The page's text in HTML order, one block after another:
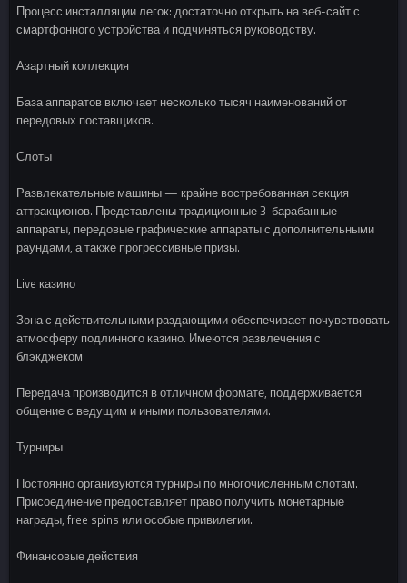
Процесс инсталляции легок: достаточно открыть на веб-сайт с
смартфонного устройства и подчиняться руководству.
Азартный коллекция
База аппаратов включает несколько тысяч наименований от
передовых поставщиков.
Слоты
Развлекательные машины — крайне востребованная секция
аттракционов. Представлены традиционные 3-барабанные
аппараты, передовые графические аппараты с дополнительными
раундами, а также прогрессивные призы.
Live казино
Зона с действительными раздающими обеспечивает почувствовать
атмосферу подлинного казино. Имеются развлечения с
блэкджеком.
Передача производится в отличном формате, поддерживается
общение с ведущим и иными пользователями.
Турниры
Постоянно организуются турниры по многочисленным слотам.
Присоединение предоставляет право получить монетарные
награды, free spins или особые привилегии.
Финансовые действия